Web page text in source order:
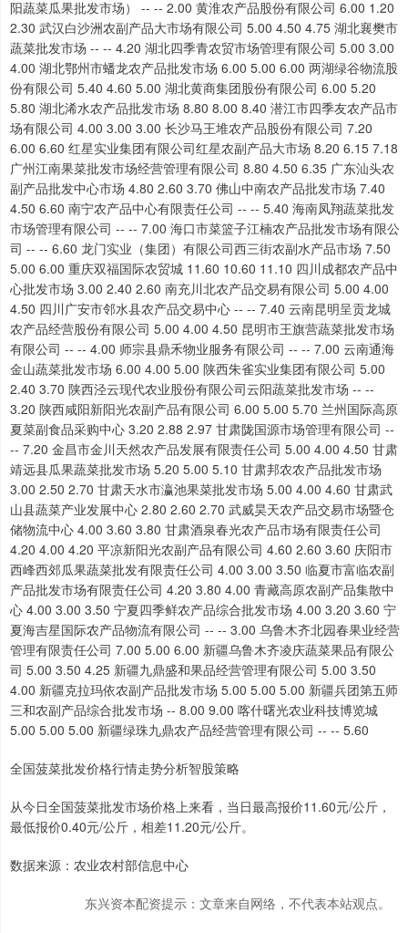
全国菠菜批发价格行情走势分析智股策略
从今日全国菠菜批发市场价格上来看，当日最高报价11.60元/公斤，
最低报价0.40元/公斤，相差11.20元/公斤。
数据来源：农业农村部信息中心
东兴资本配资提示：文章来自网络，不代表本站观点。